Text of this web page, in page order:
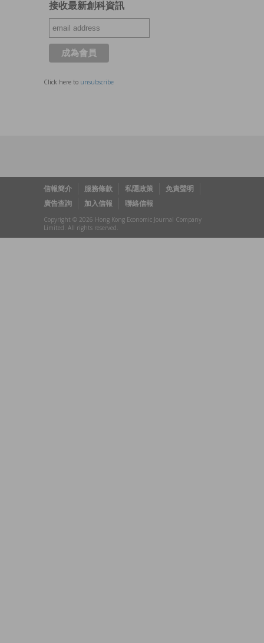
接收最新創科資訊
Click here to unsubscribe
信報簡介 服務條款 私隱政策
免責聲明
廣告查詢
加入信報 聯絡信報
Copyright © 2026 Hong Kong Economic Journal Company
Limited. All rights reserved.